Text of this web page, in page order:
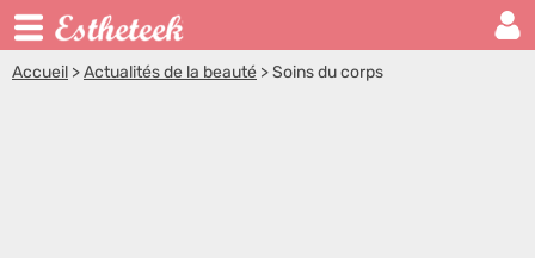
Accueil >Actualités de la beauté >Soins du corps